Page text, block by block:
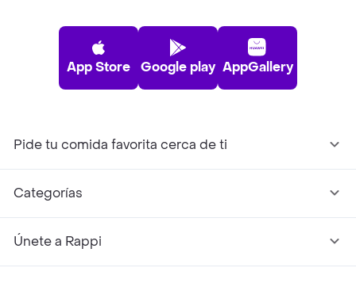
App Store Google play AppGallery
Pide tu comida favorita cerca de ti
Categorías
Únete a Rappi